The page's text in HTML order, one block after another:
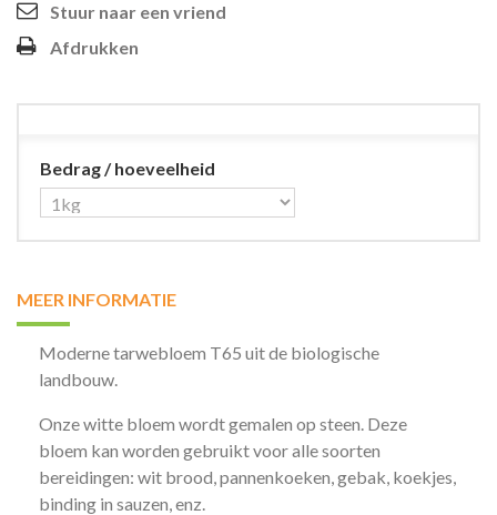
Stuur naar een vriend
Afdrukken
Bedrag / hoeveelheid
MEER INFORMATIE
Moderne tarwebloem T65 uit de biologische
landbouw.
Onze witte bloem wordt gemalen op steen. Deze
bloem kan worden gebruikt voor alle soorten
bereidingen: wit brood, pannenkoeken, gebak, koekjes,
binding in sauzen, enz.